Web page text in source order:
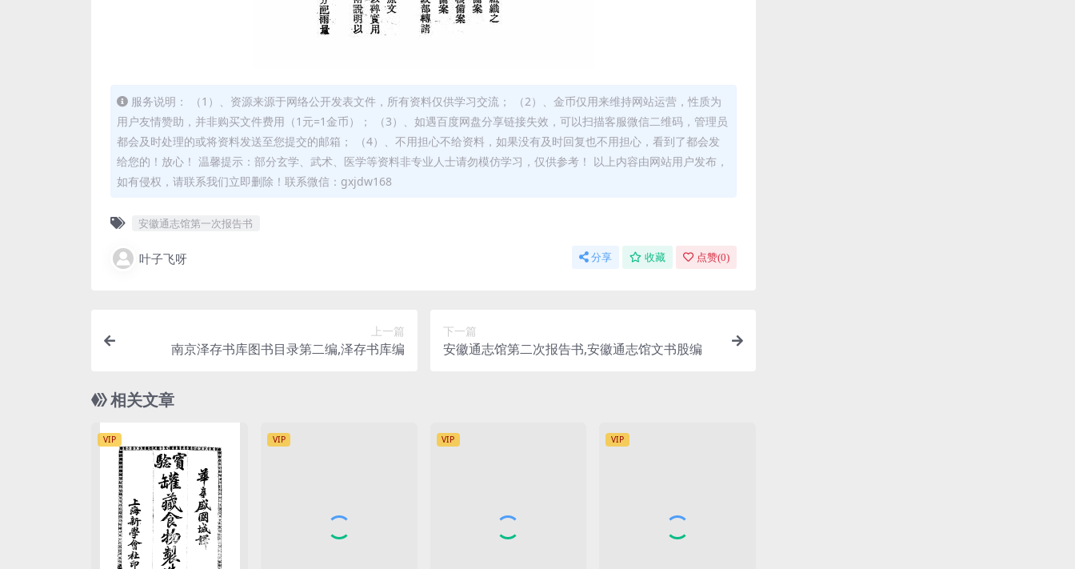
服务说明： （1）、资源来源于网络公开发表文件，所有资料仅供学习交流； （2）、金币仅用来维持网站运营，性质为
用户友情赞助，并非购买文件费用（1元=1金币）； （3）、如遇百度网盘分享链接失效，可以扫描客服微信二维码，管理员
都会及时处理的或将资料发送至您提交的邮箱； （4）、不用担心不给资料，如果没有及时回复也不用担心，看到了都会发
给您的！放心！ 温馨提示：部分玄学、武术、医学等资料非专业人士请勿模仿学习，仅供参考！ 以上内容由网站用户发布，
如有侵权，请联系我们立即删除！联系微信：gxjdw168
安徽通志馆第一次报告书
叶子飞呀 分享 收藏 点赞(0)
上一篇
南京泽存书库图书目录第二编,泽存书库编
下一篇
安徽通志馆第二次报告书,安徽通志馆文书股编
相关文章
VIP VIP VIP VIP